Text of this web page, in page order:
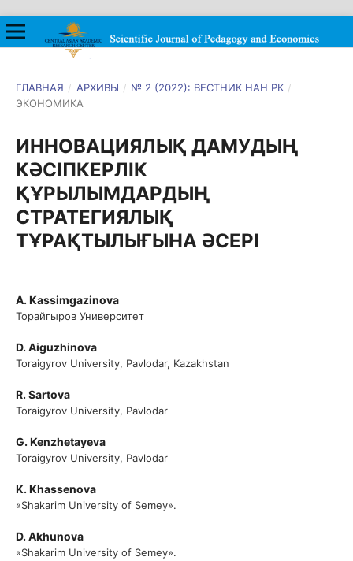
ГЛАВНАЯ / АРХИВЫ / № 2 (2022): ВЕСТНИК НАН РК /
ЭКОНОМИКА
ИННОВАЦИЯЛЫҚ ДАМУДЫҢ
КӘСІПКЕРЛІК
ҚҰРЫЛЫМДАРДЫҢ
СТРАТЕГИЯЛЫҚ
ТҰРАҚТЫЛЫҒЫНА ӘСЕРІ
A. Kassimgazinova
Торайгыров Университет
D. Aiguzhinova
Toraigyrov University, Pavlodar, Kazakhstan
R. Sartova
Toraigyrov University, Pavlodar
G. Kenzhetayeva
Toraigyrov University, Pavlodar
K. Khassenova
«Shakаrim University of Semey».
D. Akhunova
«Shakаrim University of Semey».